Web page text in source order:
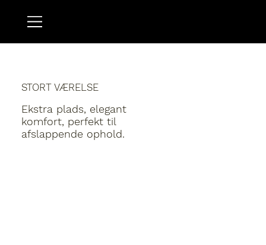
STORT VÆRELSE
Ekstra plads, elegant
komfort, perfekt til
afslappende ophold.